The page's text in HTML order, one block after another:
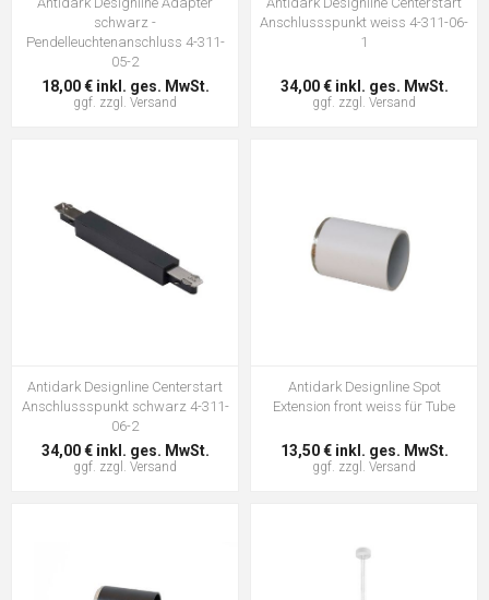
schwarz -
Pendelleuchtenanschluss 4-311-
05-2
18,00 € inkl. ges. MwSt.
ggf. zzgl. Versand
Anschlussspunkt weiss 4-311-06-
1
34,00 € inkl. ges. MwSt.
ggf. zzgl. Versand
Antidark Designline Centerstart
Anschlussspunkt schwarz 4-311-
06-2
34,00 € inkl. ges. MwSt.
ggf. zzgl. Versand
Antidark Designline Spot
Extension front weiss für Tube
13,50 € inkl. ges. MwSt.
ggf. zzgl. Versand